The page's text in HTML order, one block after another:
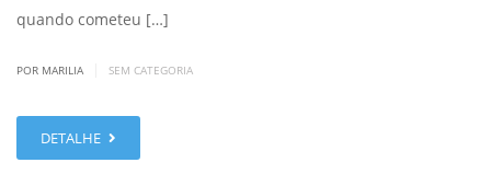
quando cometeu […]
POR MARILIA SEM CATEGORIA
DETALHE